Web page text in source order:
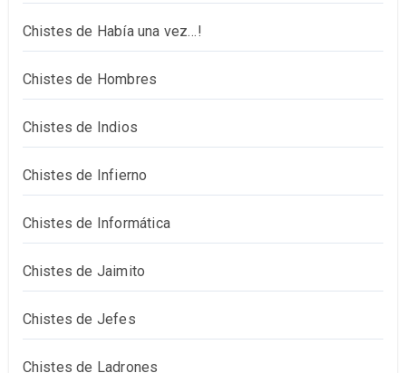
Chistes de Había una vez…!
Chistes de Hombres
Chistes de Indios
Chistes de Infierno
Chistes de Informática
Chistes de Jaimito
Chistes de Jefes
Chistes de Ladrones